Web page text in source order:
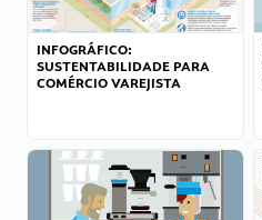
INFOGRÁFICO:
SUSTENTABILIDADE PARA
COMÉRCIO VAREJISTA